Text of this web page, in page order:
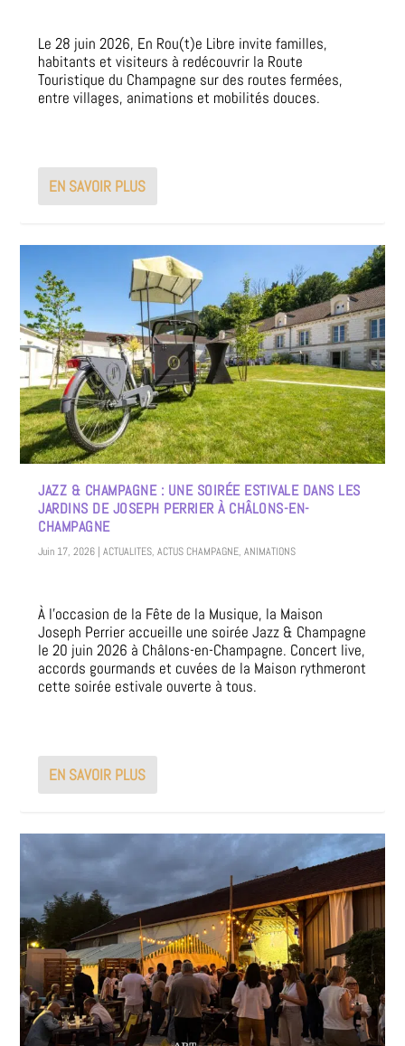
Le 28 juin 2026, En Rou(t)e Libre invite familles,
habitants et visiteurs à redécouvrir la Route
Touristique du Champagne sur des routes fermées,
entre villages, animations et mobilités douces.
EN SAVOIR PLUS
JAZZ & CHAMPAGNE : UNE SOIRÉE ESTIVALE DANS LES
JARDINS DE JOSEPH PERRIER À CHÂLONS-EN-
CHAMPAGNE
Juin 17, 2026 |ACTUALITES,ACTUS CHAMPAGNE,ANIMATIONS
À l’occasion de la Fête de la Musique, la Maison
Joseph Perrier accueille une soirée Jazz & Champagne
le 20 juin 2026 à Châlons-en-Champagne. Concert live,
accords gourmands et cuvées de la Maison rythmeront
cette soirée estivale ouverte à tous.
EN SAVOIR PLUS